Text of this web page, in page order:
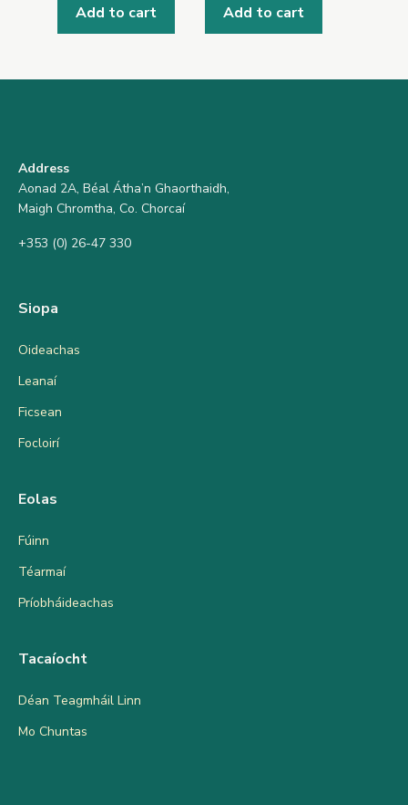
Add to cart Add to cart
Address
Aonad 2A, Béal Átha’n Ghaorthaidh,
Maigh Chromtha, Co. Chorcaí
+353 (0) 26-47 330
Siopa
Oideachas
Leanaí
Ficsean
Focloirí
Eolas
Fúinn
Téarmaí
Príobháideachas
Tacaíocht
Déan Teagmháil Linn
Mo Chuntas